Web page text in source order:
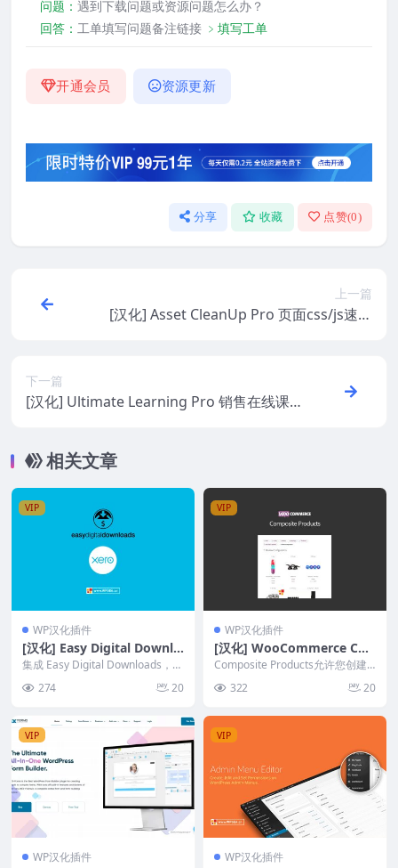
问题： 遇到下载问题或资源问题怎么办？
回答： 工单填写问题备注链接 ﹥填写工单
开通会员 资源更新
分享 收藏 点赞(0)
上一篇
[汉化] Asset CleanUp Pro 页面css/js速度
下一篇
[汉化] Ultimate Learning Pro 销售在线课
相关文章
VIP
WP汉化插件
[汉化] Easy Digital Downlo
ads 会计系统 Xero v1.2.12
集成 Easy Digital Downloads，包
274 20
VIP
WP汉化插件
[汉化] WooCommerce Co
mposite Products v8.7.5
Composite Products允许您创建
个库...
322 20
VIP
WP汉化插件
VIP
WP汉化插件